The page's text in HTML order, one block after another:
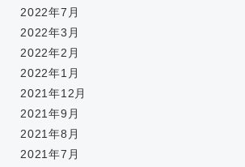
2022年7月
2022年3月
2022年2月
2022年1月
2021年12月
2021年9月
2021年8月
2021年7月